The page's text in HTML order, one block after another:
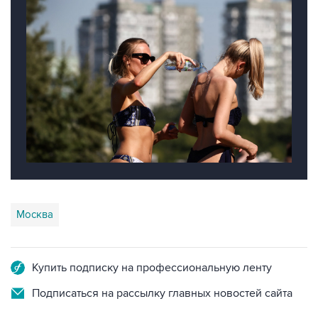
Москва
Купить подписку на профессиональную ленту
Подписаться на рассылку главных новостей сайта